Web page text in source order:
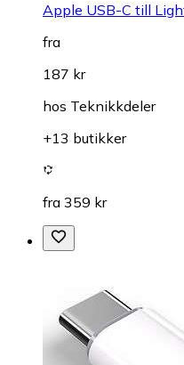
Apple USB-C till
fra
187 kr
hos Teknikkdeler
+13 butikker
fra 359 kr